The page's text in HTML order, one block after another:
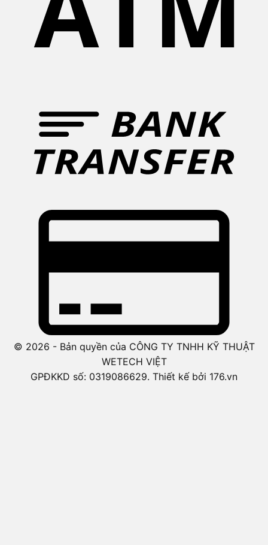
© 2026 - Bản quyền của CÔNG TY TNHH KỸ THUẬT
WETECH VIỆT
GPĐKKD số: 0319086629. Thiết kế bởi 176.vn